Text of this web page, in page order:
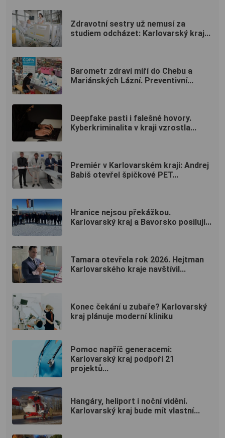
Zdravotní sestry už nemusí za
studiem odcházet: Karlovarský kraj...
Barometr zdraví míří do Chebu a
Mariánských Lázní. Preventivní...
Deepfake pasti i falešné hovory.
Kyberkriminalita v kraji vzrostla...
Premiér v Karlovarském kraji: Andrej
Babiš otevřel špičkové PET...
Hranice nejsou překážkou.
Karlovarský kraj a Bavorsko posilují...
Tamara otevřela rok 2026. Hejtman
Karlovarského kraje navštívil...
Konec čekání u zubaře? Karlovarský
kraj plánuje moderní kliniku
Pomoc napříč generacemi:
Karlovarský kraj podpoří 21
projektů...
Hangáry, heliport i noční vidění.
Karlovarský kraj bude mít vlastní...